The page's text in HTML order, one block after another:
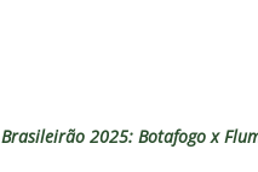
Fluminense x
Brasileirão 2025: Botafogo x